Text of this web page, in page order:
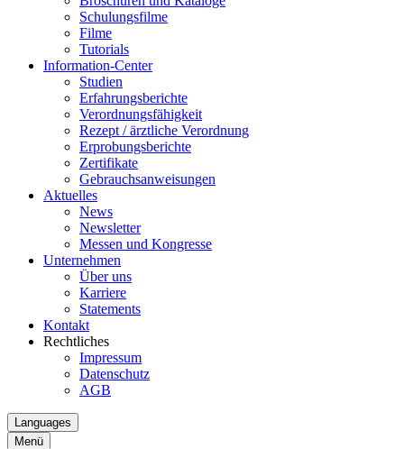
Schulungsfilme
Filme
Tutorials
Information-Center
Studien
Erfahrungsberichte
Verordnungsfähigkeit
Rezept / ärztliche Verordnung
Erprobungsberichte
Zertifikate
Gebrauchsanweisungen
Aktuelles
News
Newsletter
Messen und Kongresse
Unternehmen
Über uns
Karriere
Statements
Kontakt
Rechtliches
Impressum
Datenschutz
AGB
Languages
Menü